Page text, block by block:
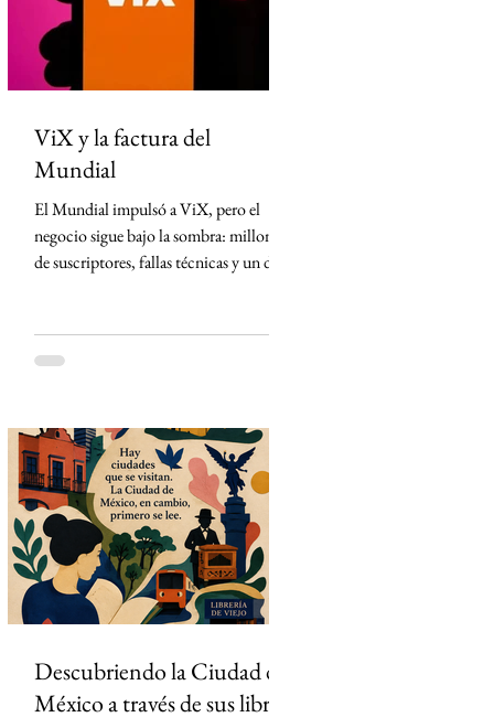
México desde Arizona y la violencia
ligada al crimen o
ViX y la factura del
Mundial
El Mundial impulsó a ViX, pero el
negocio sigue bajo la sombra: millones
de suscriptores, fallas técnicas y un dato
representó la mayor apuesta de
TelevisaUnivision desde el lanzamiento
valioso: los derechos exclusivos para
transmitir por streaming los 104
partidos del torneo en México. La
estrategia parecía impecable: convertir
el evento deportivo
Descubriendo la Ciudad de
México a través de sus libros